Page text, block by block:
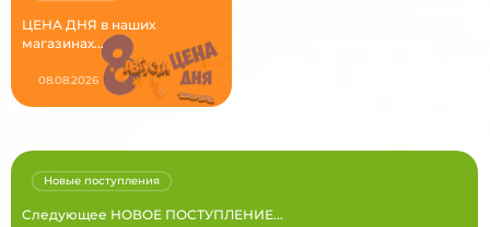
ЦЕНА ДНЯ в наших
магазинах...
08.08.2026
Следующее НОВОЕ ПОСТУПЛЕНИЕ...
Новые поступления